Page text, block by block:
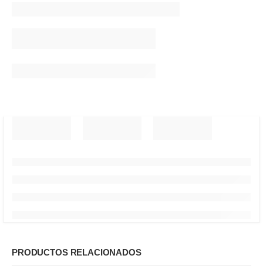
PRODUCTOS RELACIONADOS